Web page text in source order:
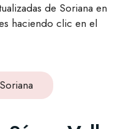
de Soriana en
haciendo clic en el